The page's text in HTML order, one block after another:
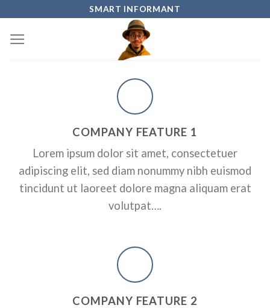
content
SMART INFORMANT
ADD SOME
COMPANY FEATURE 1
Lorem ipsum dolor sit amet, consectetuer
adipiscing elit, sed diam nonummy nibh euismod
tincidunt ut laoreet dolore magna aliquam erat
volutpat….
COMPANY FEATURE 2